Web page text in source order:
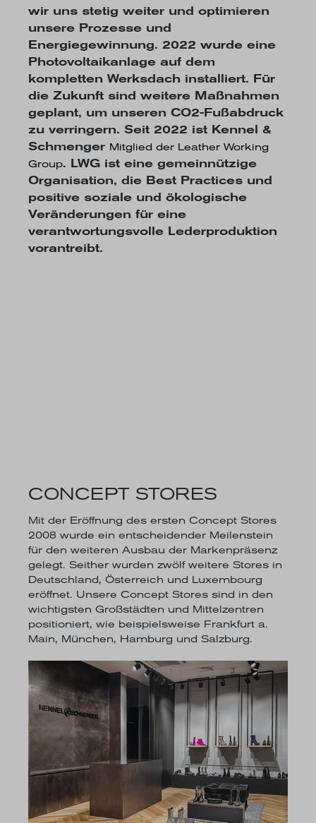
wir uns stetig weiter und optimieren
unsere Prozesse und
Energiegewinnung. 2022 wurde eine
Photovoltaikanlage auf dem
kompletten Werksdach installiert. Für
die Zukunft sind weitere Maßnahmen
geplant, um unseren CO2-Fußabdruck
zu verringern. Seit 2022 ist Kennel &
Schmenger Mitglied der Leather Working
Group. LWG ist eine gemeinnützige
Organisation, die Best Practices und
positive soziale und ökologische
Veränderungen für eine
verantwortungsvolle Lederproduktion
vorantreibt.
CONCEPT STORES
Mit der Eröffnung des ersten Concept Stores
2008 wurde ein entscheidender Meilenstein
für den weiteren Ausbau der Markenpräsenz
gelegt. Seither wurden zwölf weitere Stores in
Deutschland, Österreich und Luxembourg
eröffnet. Unsere Concept Stores sind in den
wichtigsten Großstädten und Mittelzentren
positioniert, wie beispielsweise Frankfurt a.
Main, München, Hamburg und Salzburg.